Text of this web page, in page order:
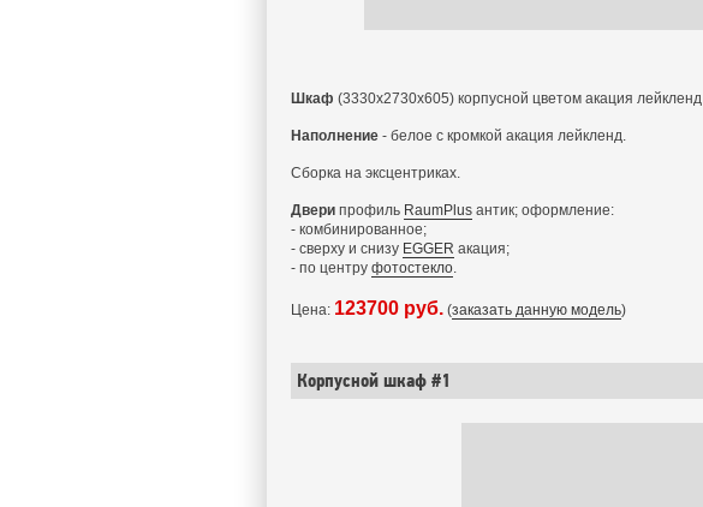
Шкаф (3330x2730x605) корпусной цветом акация лейкленд
Наполнение - белое с кромкой акация лейкленд.
Сборка на эксцентриках.
Двери профиль RaumPlus антик; оформление:
- комбинированное;
- сверху и снизу EGGER акация;
- по центру фотостекло.
Цена: 123700 руб. (заказать данную модель)
Корпусной шкаф #1